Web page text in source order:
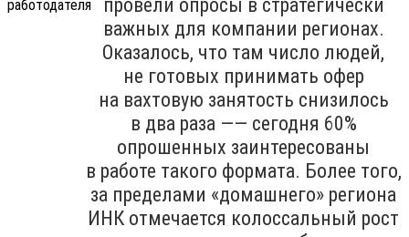
провели опросы в стратегически
важных для компании регионах.
Оказалось, что там число людей,
не готовых принимать офер
на вахтовую занятость снизилось
в два раза —— сегодня 60%
опрошенных заинтересованы
в работе такого формата. Более того,
за пределами «домашнего» региона
ИНК отмечается колоссальный рост